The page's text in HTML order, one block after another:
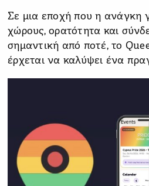
Σε μια εποχή που η ανάγκη
χώρους, ορατότητα και
σημαντική από ποτέ, το
έρχεται να καλύψει ένα